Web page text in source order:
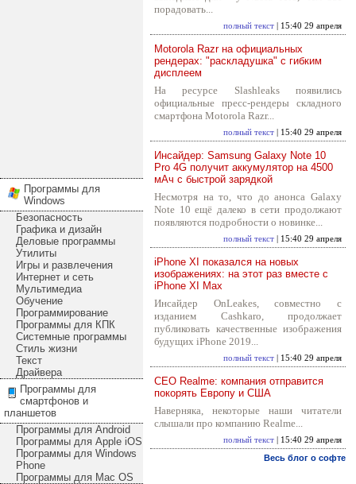
Программы для
Windows
Безопасность
Графика и дизайн
Деловые программы
Утилиты
Игры и развлечения
Интернет и сеть
Мультимедиа
Обучение
Программирование
Программы для КПК
Системные программы
Стиль жизни
Текст
Драйвера
Программы для
смартфонов и
планшетов
Программы для Android
Программы для Apple iOS
Программы для Windows
Phone
Программы для Mac OS
порадовать...
полный текст | 15:40 29 апреля
Motorola Razr на официальных
рендерах: "раскладушка" с гибким
дисплеем
На ресурсе Slashleaks появились
официальные пресс-рендеры складного
смартфона Motorola Razr...
полный текст | 15:40 29 апреля
Инсайдер: Samsung Galaxy Note 10
Pro 4G получит аккумулятор на 4500
мАч с быстрой зарядкой
Несмотря на то, что до анонса Galaxy
Note 10 ещё далеко в сети продолжают
появляются подробности о новинке...
полный текст | 15:40 29 апреля
iPhone XI показался на новых
изображениях: на этот раз вместе с
iPhone XI Max
Инсайдер OnLeakes, совместно с
изданием Cashkaro, продолжает
публиковать качественные изображения
будущих iPhone 2019...
полный текст | 15:40 29 апреля
CEO Realme: компания отправится
покорять Европу и США
Наверняка, некоторые наши читатели
слышали про компанию Realme...
полный текст | 15:40 29 апреля
Весь блог о софте